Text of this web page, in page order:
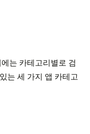
는 카테고리별로 검
는 세 가지 앱 카테고